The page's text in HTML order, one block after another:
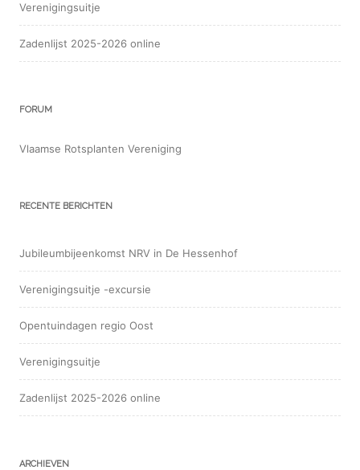
Verenigingsuitje
Zadenlijst 2025-2026 online
FORUM
Vlaamse Rotsplanten Vereniging
RECENTE BERICHTEN
Jubileumbijeenkomst NRV in De Hessenhof
Verenigingsuitje -excursie
Opentuindagen regio Oost
Verenigingsuitje
Zadenlijst 2025-2026 online
ARCHIEVEN